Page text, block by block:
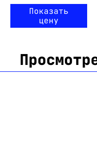
Показать
цену